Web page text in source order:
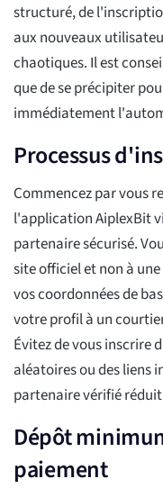
structuré, de
aux nouveaux
chaotiques. Il est
que de se précipiter
immédiatement
Processus
Commencez par vous
l'application AiplexBit
partenaire sécurisé.
site officiel et non à
vos coordonnées de
votre profil à un
Évitez de vous inscrire
aléatoires ou des liens
partenaire vérifié
Dépôt
paiement